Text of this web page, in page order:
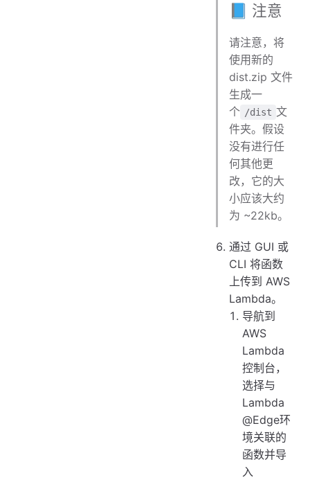
📘 注意
请注意，将
使用新的
dist.zip 文件
生成一
个 /dist 文
件夹。假设
没有进行任
何其他更
改，它的大
小应该大约
为 ~22kb。
通过 GUI 或
CLI 将函数
上传到 AWS
Lambda。
导航到
AWS
Lambda
控制台，
选择与
Lambda
@Edge环
境关联的
函数并导
入